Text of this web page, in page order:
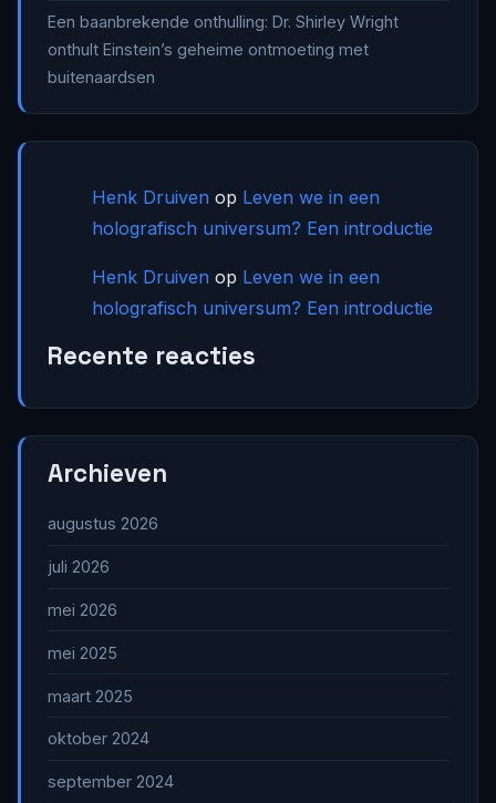
Een baanbrekende onthulling: Dr. Shirley Wright
onthult Einstein’s geheime ontmoeting met
buitenaardsen
Henk Druiven op Leven we in een
holografisch universum? Een introductie
Henk Druiven op Leven we in een
holografisch universum? Een introductie
Recente reacties
Archieven
augustus 2026
juli 2026
mei 2026
mei 2025
maart 2025
oktober 2024
september 2024